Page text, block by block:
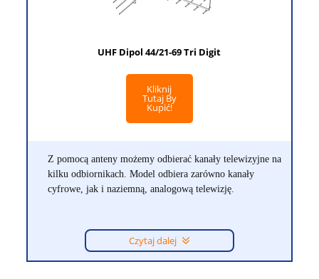
UHF Dipol 44/21-69 Tri Digit
Kliknij
Tutaj By
Kupić!
Z pomocą anteny możemy odbierać kanały telewizyjne na
kilku odbiornikach. Model odbiera zarówno kanały
cyfrowe, jak i naziemną, analogową telewizję.
Czytaj dalej